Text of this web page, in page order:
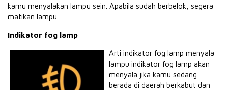
kamu menyalakan lampu sein. Apabila sudah berbelok, segera
matikan lampu.
Indikator fog lamp
Arti indikator fog lamp menyala
lampu indikator fog lamp akan
menyala jika kamu sedang
berada di daerah berkabut dan